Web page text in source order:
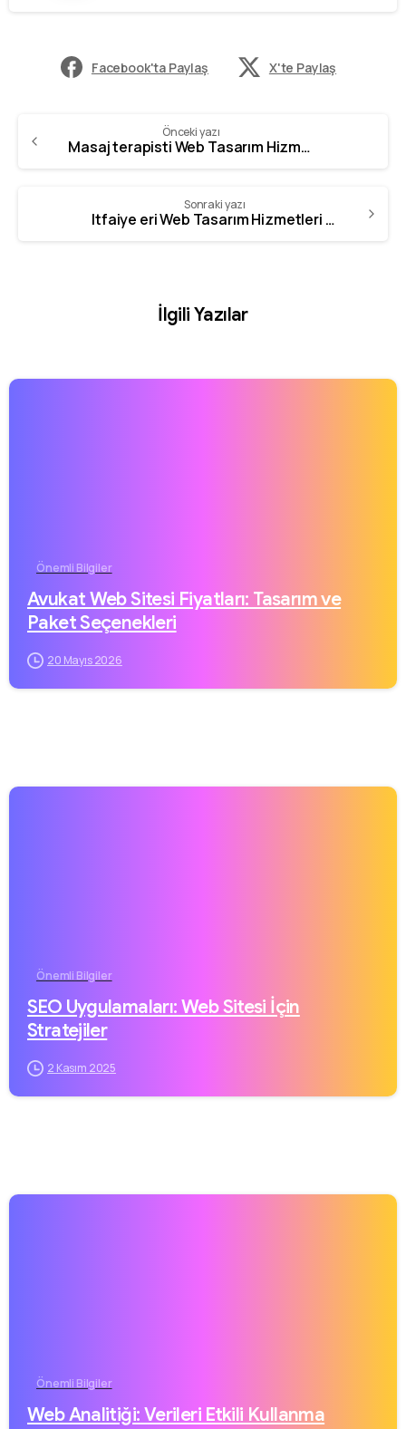
Facebook'ta Paylaş X'te Paylaş
Önceki yazı
Masaj terapisti Web Tasarım Hizmetleri | GZR Ajans – 0342 606 07 21
Sonraki yazı
Itfaiye eri Web Tasarım Hizmetleri | GZR Ajans – 0342 606 07 21
İlgili Yazılar
Önemli Bilgiler
Avukat Web Sitesi Fiyatları: Tasarım ve
Paket Seçenekleri
20 Mayıs 2026
Önemli Bilgiler
SEO Uygulamaları: Web Sitesi İçin
Stratejiler
2 Kasım 2025
Önemli Bilgiler
Web Analitiği: Verileri Etkili Kullanma